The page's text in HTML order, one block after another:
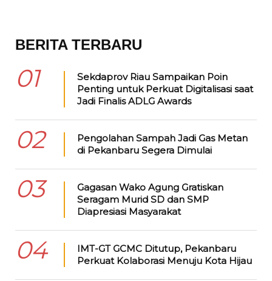
BERITA TERBARU
01
Sekdaprov Riau Sampaikan Poin
Penting untuk Perkuat Digitalisasi saat
Jadi Finalis ADLG Awards
02
Pengolahan Sampah Jadi Gas Metan
di Pekanbaru Segera Dimulai
03
Gagasan Wako Agung Gratiskan
Seragam Murid SD dan SMP
Diapresiasi Masyarakat
04
IMT-GT GCMC Ditutup, Pekanbaru
Perkuat Kolaborasi Menuju Kota Hijau